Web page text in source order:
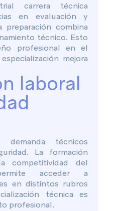
carrera técnica
en evaluación y
combina
técnico. Esto
profesional en el
mejora
laboral
técnicos
La formación
competitividad del
acceder a
en distintos rubros
técnica es
profesional.